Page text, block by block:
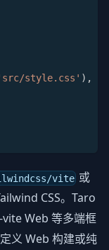
style.css' ) ,
vite 或
CSS。Taro
Web 等多端框
义 Web 构建或纯